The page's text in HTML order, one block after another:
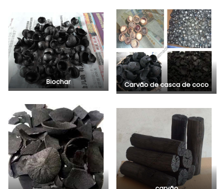
Biochar Carvão de casca de coco